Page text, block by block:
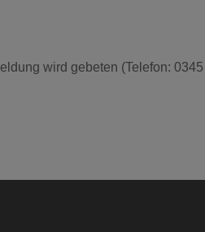
wird gebeten (Telefon: